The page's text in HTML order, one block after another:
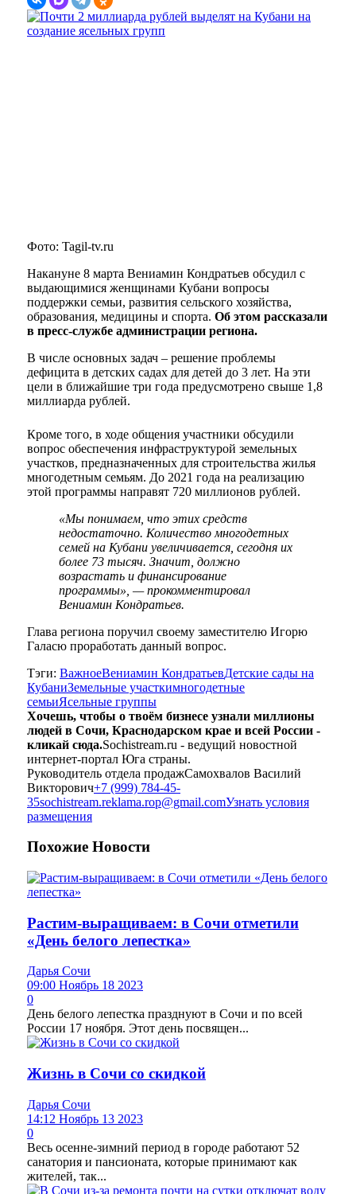
Фото: Tagil-tv.ru
Накануне 8 марта Вениамин Кондратьев обсудил с
выдающимися женщинами Кубани вопросы
поддержки семьи, развития сельского хозяйства,
образования, медицины и спорта. Об этом рассказали
в пресс-службе администрации региона.
В числе основных задач – решение проблемы
дефицита в детских садах для детей до 3 лет. На эти
цели в ближайшие три года предусмотрено свыше 1,8
миллиарда рублей.
Кроме того, в ходе общения участники обсудили
вопрос обеспечения инфраструктурой земельных
участков, предназначенных для строительства жилья
многодетным семьям. До 2021 года на реализацию
этой программы направят 720 миллионов рублей.
«Мы понимаем, что этих средств
недостаточно. Количество многодетных
семей на Кубани увеличивается, сегодня их
более 73 тысяч. Значит, должно
возрастать и финансирование
программы», — прокомментировал
Вениамин Кондратьев.
Глава региона поручил своему заместителю Игорю
Галасю проработать данный вопрос.
Тэги: ВажноеВениамин КондратьевДетские сады на
КубаниЗемельные участкимногодетные
семьиЯсельные группы
Хочешь, чтобы о твоём бизнесе узнали миллионы
людей в Сочи, Краснодарском крае и всей России -
кликай сюда.Sochistream.ru - ведущий новостной
интернет-портал Юга страны.
Руководитель отдела продажСамохвалов Василий
Викторович+7 (999) 784-45-
35sochistream.reklama.rop@gmail.comУзнать условия
размещения
Похожие Новости
Растим-выращиваем: в Сочи отметили
«День белого лепестка»
Дарья Сочи
09:00 Ноябрь 18 2023
0
День белого лепестка празднуют в Сочи и по всей
России 17 ноября. Этот день посвящен...
Жизнь в Сочи со скидкой
Дарья Сочи
14:12 Ноябрь 13 2023
0
Весь осенне-зимний период в городе работают 52
санатория и пансионата, которые принимают как
жителей, так...